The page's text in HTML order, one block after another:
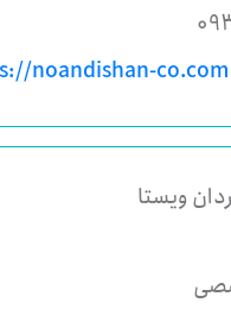
noandishan-co.com
ویستا